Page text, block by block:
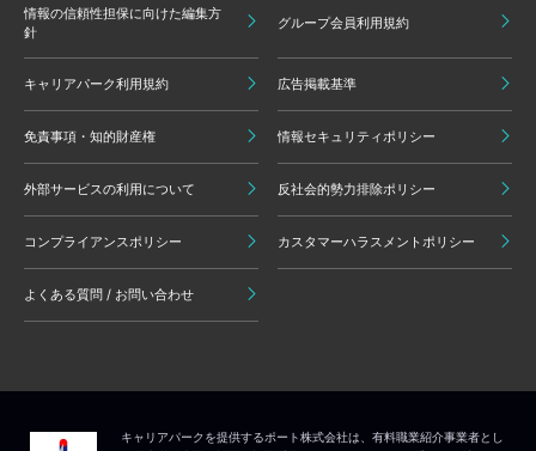
情報の信頼性担保に向けた編集方
針
グループ会員利用規約
キャリアパーク利用規約 広告掲載基準
免責事項・知的財産権 情報セキュリティポリシー
外部サービスの利用について 反社会的勢力排除ポリシー
コンプライアンスポリシー カスタマーハラスメントポリシー
よくある質問 / お問い合わせ